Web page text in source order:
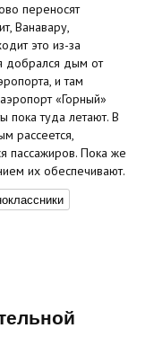
переносят
Ванавару,
это из-за
добрался дым от
и там
«Горный»
пока туда летают. В
рассеется,
пассажиров. Пока же
их обеспечивают.